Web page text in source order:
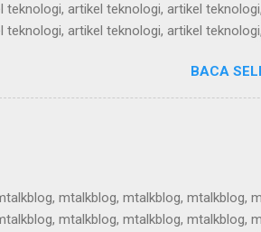
artikel teknologi, artikel
artikel teknologi, artikel
teknologi, artikel teknologi, artikel
artikel teknologi, artikel
artikel teknologi, artikel teknologi,
BACA
mtalkblog, mtalkblog, mtalkblog,
mtalkblog, mtalkblog, mtalkblog,